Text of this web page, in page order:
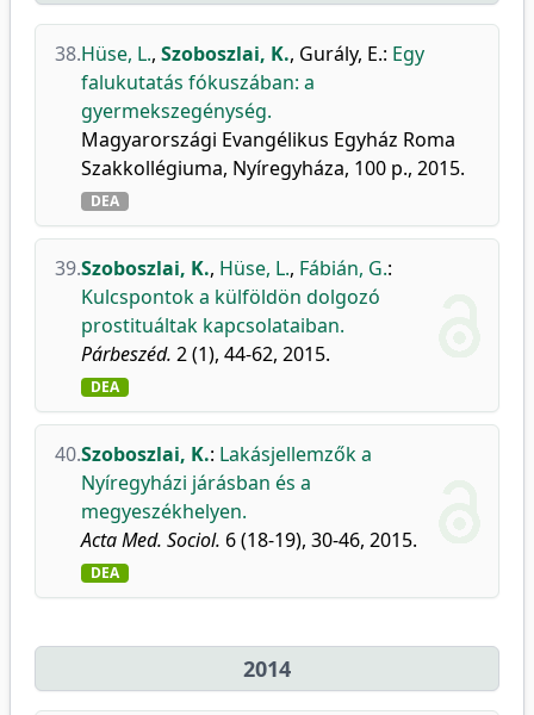
38.Hüse, L., Szoboszlai, K., Gurály, E.: Egy
falukutatás fókuszában: a
gyermekszegénység.
Magyarországi Evangélikus Egyház Roma
Szakkollégiuma, Nyíregyháza, 100 p., 2015.
DEA
39.Szoboszlai, K., Hüse, L., Fábián, G.:
Kulcspontok a külföldön dolgozó
prostituáltak kapcsolataiban.
Párbeszéd. 2 (1), 44-62, 2015.
DEA
40.Szoboszlai, K.: Lakásjellemzők a
Nyíregyházi járásban és a
megyeszékhelyen.
Acta Med. Sociol. 6 (18-19), 30-46, 2015.
DEA
2014